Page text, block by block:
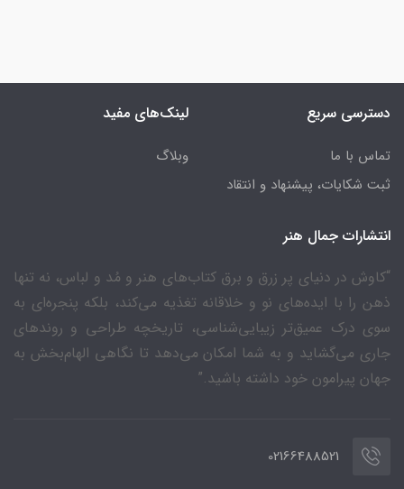
دسترسی سریع
تماس با ما
ثبت شکایات، پیشنهاد و انتقاد
لینک‌های مفید
وبلاگ
انتشارات جمال هنر
“کاوش در دنیای پر زرق و برق کتاب‌های هنر و مُد و لباس، نه تنها
ذهن را با ایده‌های نو و خلاقانه تغذیه می‌کند، بلکه پنجره‌ای به
سوی درک عمیق‌تر زیبایی‌شناسی، تاریخچه طراحی و روندهای
جاری می‌گشاید و به شما امکان می‌دهد تا نگاهی الهام‌بخش به
جهان پیرامون خود داشته باشید.”
02166488521